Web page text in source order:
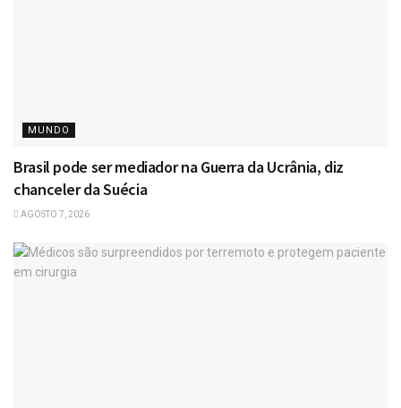
MUNDO
Brasil pode ser mediador na Guerra da Ucrânia, diz
chanceler da Suécia
AGOSTO 7, 2026